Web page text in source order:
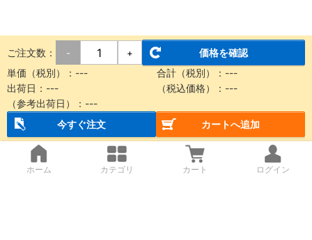
ご注文数： - +
価格を確認
単価（税別）： --- 合計（税別）： ---
出荷日： --- （税込価格）： ---
（参考出荷日）： ---
今すぐ注文
カートへ追加
ホーム カテゴリ カート ログイン